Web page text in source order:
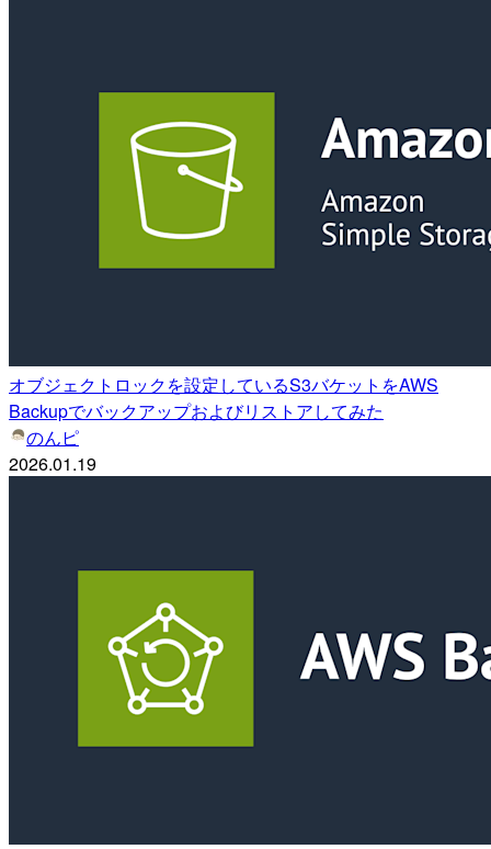
オブジェクトロックを設定しているS3バケットをAWS
Backupでバックアップおよびリストアしてみた
のんピ
2026.01.19